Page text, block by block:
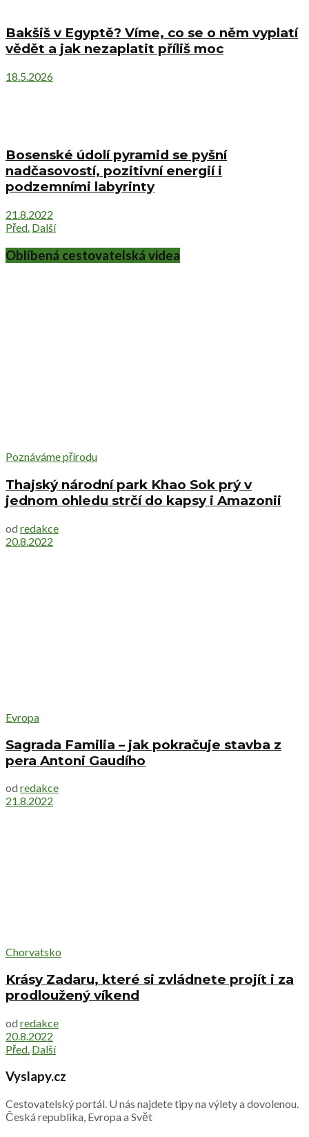
Bakšiš v Egyptě? Víme, co se o něm vyplatí
vědět a jak nezaplatit příliš moc
18.5.2026
Bosenské údolí pyramid se pyšní
nadčasovostí, pozitivní energií i
podzemními labyrinty
21.8.2022
Před. Další
Oblíbená cestovatelská videa
Poznáváme přírodu
Thajský národní park Khao Sok prý v
jednom ohledu strčí do kapsy i Amazonii
od redakce
20.8.2022
Evropa
Sagrada Familia – jak pokračuje stavba z
pera Antoni Gaudího
od redakce
21.8.2022
Chorvatsko
Krásy Zadaru, které si zvládnete projít i za
prodloužený víkend
od redakce
20.8.2022
Před. Další
Vyslapy.cz
Cestovatelský portál. U nás najdete tipy na výlety a dovolenou.
Česká republika, Evropa a Svět